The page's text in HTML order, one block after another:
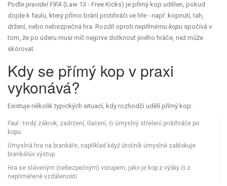
Podle pravidel FIFA (Law 13 - Free Kicks) je přímý kop udělen, pokud
dojde k faulu, který přímo brání protihráči ve hře - např. kopnutí, tah,
držení, nebo nebezpečná hra. Rozdíl oproti nepřímému kopu spočívá v
tom, že po úderu musí míč nejprve dotknout jiného hráče, než může
skórovat.
Kdy se přímý kop v praxi
vykonává?
Existuje několik typických situací, kdy rozhodčí udělí přímý kop:
Faul - tvrdý zákrok, zadržení, tlačení, či úmyslný střelení protihráče po
kopu.
Úmyslná hra na brankáře, například když útočník úmyslně zablokuje
brankářův výstup.
Hra se sláveným (nebezpečným) vstupem, jako je kop z výšky či z
nepřiměřené vzdálenosti.